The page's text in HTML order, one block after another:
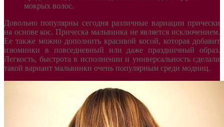
мокрых волос.
Довольно популярны сегодня различные вариации прически
на основе кос. Прическа мальвинка не является исключением.
Ее также можно дополнить красивой косой, которая добавит
изюминки в повседневный или даже праздничный образ.
Легкость, быстрота в исполнении и универсальность сделали
такой вариант мальвинки очень популярным среди модниц.